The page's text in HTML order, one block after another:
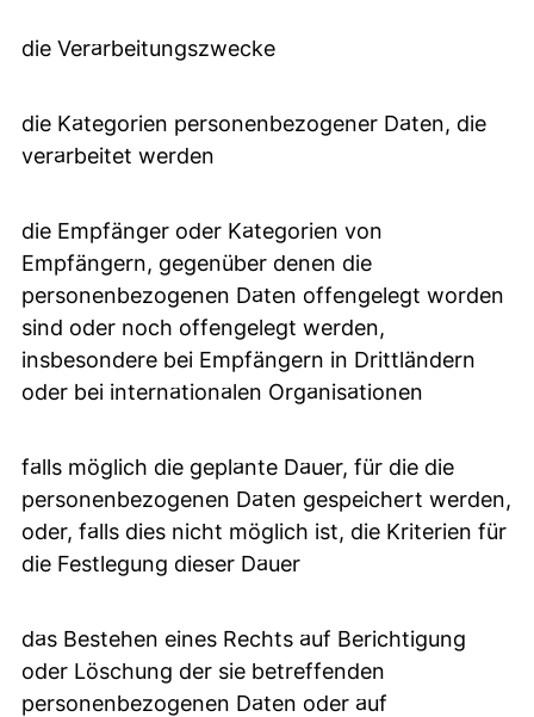
die Verarbeitungszwecke
die Kategorien personenbezogener Daten, die
verarbeitet werden
die Empfänger oder Kategorien von
Empfängern, gegenüber denen die
personenbezogenen Daten offengelegt worden
sind oder noch offengelegt werden,
insbesondere bei Empfängern in Drittländern
oder bei internationalen Organisationen
falls möglich die geplante Dauer, für die die
personenbezogenen Daten gespeichert werden,
oder, falls dies nicht möglich ist, die Kriterien für
die Festlegung dieser Dauer
das Bestehen eines Rechts auf Berichtigung
oder Löschung der sie betreffenden
personenbezogenen Daten oder auf